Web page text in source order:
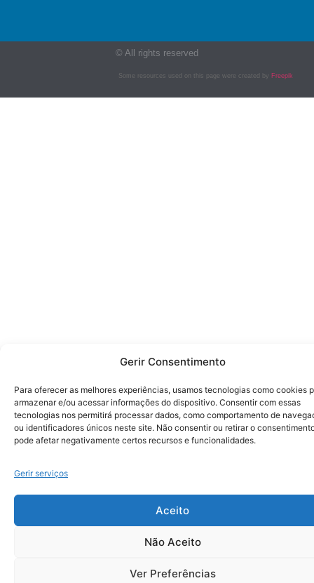
Gerir Consentimento
Para oferecer as melhores experiências, usamos tecnologias como cookies
armazenar e/ou acessar informações do dispositivo. Consentir com essas
tecnologias nos permitirá processar dados, como comportamento de
ou identificadores únicos neste site. Não consentir ou retirar o
pode afetar negativamente certos recursos e funcionalidades.
Gerir serviços
Aceito
Não Aceito
Ver Preferências
© All rights reserved
Some resources used on this page were created by Freepik